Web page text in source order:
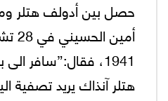
حصل بين أدولف هتلر
1941، فقال:”سافر
هتلر آنذاك يريد تصفية